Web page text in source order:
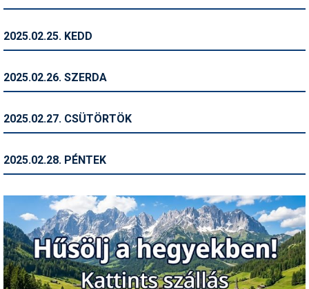
Történelem
Utazási tippek
2025.02.25. KEDD
2025.02.26. SZERDA
2025.02.27. CSÜTÖRTÖK
2025.02.28. PÉNTEK